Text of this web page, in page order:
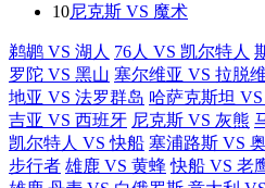
10尼克斯 VS 魔术
鹈鹕 VS 湖人 76人 VS 凯尔特人
罗陀 VS 黑山 塞尔维亚 VS 拉脱
地亚 VS 法罗群岛 哈萨克斯坦
吉亚 VS 西班牙 尼克斯 VS 灰熊
凯尔特人 VS 快船 塞浦路斯 VS
步行者 雄鹿 VS 黄蜂 快船 VS 老